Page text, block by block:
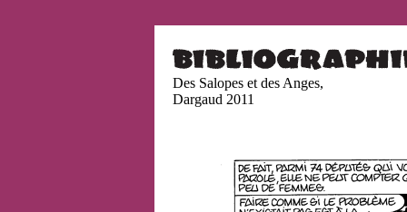
Des Salopes et des Anges,
Dargaud 2011